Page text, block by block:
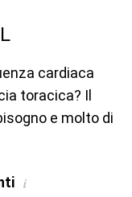
cardiaca
toracica? Il
e molto di
i